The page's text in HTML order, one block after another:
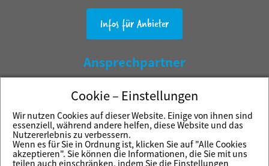
Infos für Anbieter
Ansprechpartner
Martin Meister
Werra Verlag Kluthe GmbH & Co. KG
Herrengasse 1-5
37269 Eschwege
Impressum
Cookie – Einstellungen
Wir nutzen Cookies auf dieser Website. Einige von ihnen sind
essenziell, während andere helfen, diese Website und das
Nutzererlebnis zu verbessern.
Wenn es für Sie in Ordnung ist, klicken Sie auf "Alle Cookies
akzeptieren". Sie können die Informationen, die Sie mit uns
teilen auch einschränken, indem Sie die Einstellungen